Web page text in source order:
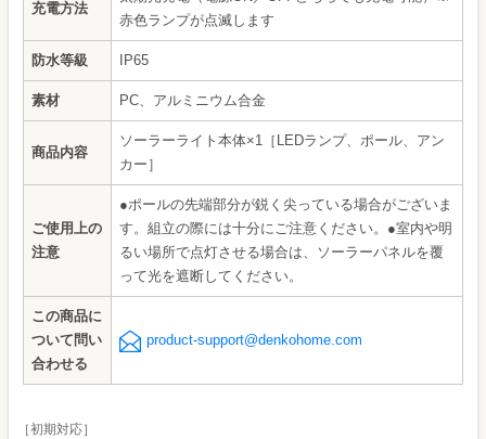
充電方法
赤色ランプが点滅します
防水等級 IP65
素材 PC、アルミニウム合金
商品内容
ソーラーライト本体×1［LEDランプ、ポール、アン
カー］
ご使用上の
注意
●ポールの先端部分が鋭く尖っている場合がございま
す。組立の際には十分にご注意ください。●室内や明
るい場所で点灯させる場合は、ソーラーパネルを覆
って光を遮断してください。
この商品に
ついて問い
合わせる
product-support@denkohome.com
［初期対応］